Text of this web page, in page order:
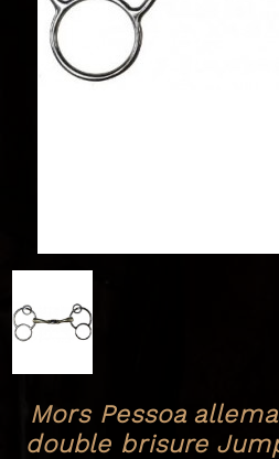
Mors Pessoa
double brisure